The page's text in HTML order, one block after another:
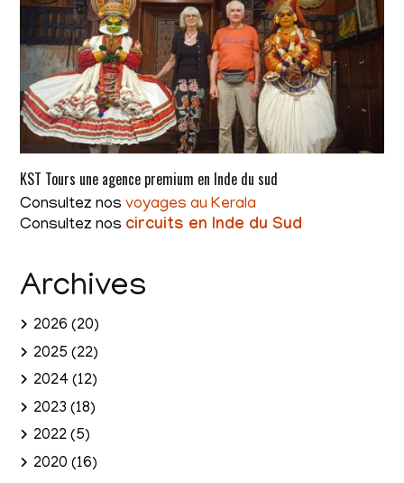
KST Tours une agence premium en Inde du sud
Consultez nosvoyages au Kerala
Consultez nos circuits en Inde du Sud
Archives
2026 (20)
2025 (22)
2024 (12)
2023 (18)
2022 (5)
2020 (16)